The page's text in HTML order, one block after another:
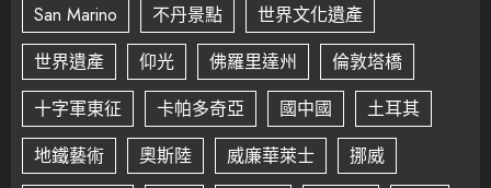
San Marino 不丹景點
世界文化遺產
世界遺產
仰光 佛羅里達州
倫敦塔橋
十字軍東征
卡帕多奇亞 國中國
土耳其
地鐵藝術
奧斯陸 威廉華萊士
挪威